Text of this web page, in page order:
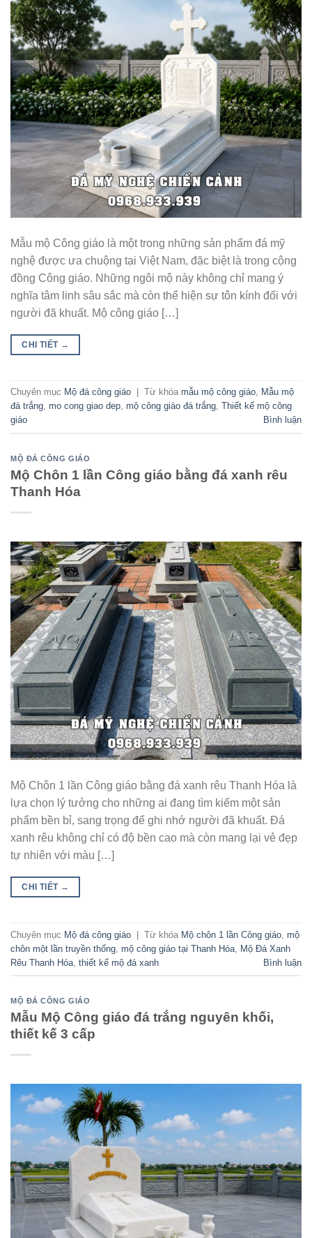
Mẫu mộ Công giáo là một trong những sản phẩm đá mỹ
nghệ được ưa chuộng tại Việt Nam, đặc biệt là trong cộng
đồng Công giáo. Những ngôi mộ này không chỉ mang ý
nghĩa tâm linh sâu sắc mà còn thể hiện sự tôn kính đối với
người đã khuất. Mộ công giáo […]
CHI TIẾT →
Chuyên mục Mộ đá công giáo Từ khóa mẫu mộ công giáo, Mẫu mộ
đá trắng, mo cong giao dep, mộ công giáo đá trắng, Thiết kế mộ công
giáo
Bình luận
MỘ ĐÁ CÔNG GIÁO
Mộ Chôn 1 lần Công giáo bằng đá xanh rêu
Thanh Hóa
Mộ Chôn 1 lần Công giáo bằng đá xanh rêu Thanh Hóa là
lựa chọn lý tưởng cho những ai đang tìm kiếm một sản
phẩm bền bỉ, sang trọng để ghi nhớ người đã khuất. Đá
xanh rêu không chỉ có độ bền cao mà còn mang lại vẻ đẹp
tự nhiên với màu […]
CHI TIẾT →
Chuyên mục Mộ đá công giáo | Từ khóa Mộ chôn 1 lần Công giáo mộ
chôn một lần truyền thống mộ công giáo tại Thanh Hóa Mộ Đá Xanh
Rêu Thanh Hóa thiết kế mộ đá xanh Bình luận
MỘ ĐÁ CÔNG GIÁO
Mẫu Mộ Công giáo đá trắng nguyên khối,
thiết kế 3 cấp